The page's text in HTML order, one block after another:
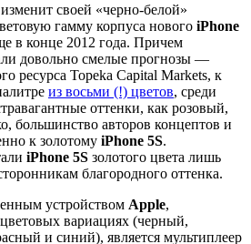
изменит своей «черно-белой»
гамму корпуса нового iPhone
в конце 2012 года. Причем
довольно смелые прогнозы —
ресурса Topeka Capital Markets, к
из восьми (!) цветов, среди
оттенки, как розовый,
большинство авторов концептов и
к золотому iPhone 5S.
iPhone 5S золотого цвета лишь
благородного оттенка.
устройством Apple,
вариациях (черный,
и синий), является мультиплеер